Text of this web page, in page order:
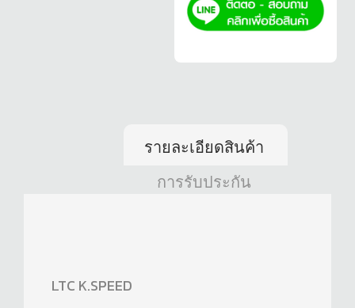
รายละเอียดสินค้า
การรับประกัน
LTC K.SPEED